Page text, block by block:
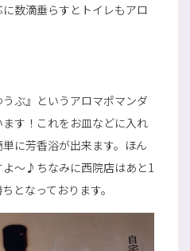
数滴垂らすとトイレもアロ
ぶ』というアロマポマンダ
す！これをお皿などに入れ
に芳香浴が出来ます。ほん
～♪ちなみに西院店はあと1
となっております。